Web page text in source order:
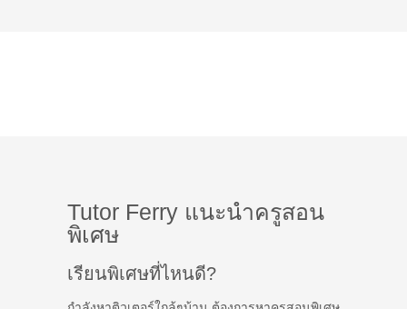
Tutor Ferry แนะนำครูสอน
พิเศษ
เรียนพิเศษที่ไหนดี?